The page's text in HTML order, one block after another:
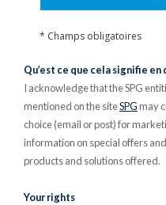
* Champs obligatoires
Qu’est ce que cela signifie en
I acknowledge that the SPG
mentioned on the siteSPGmay
choice (email or post) for
information on special offers
products and solutions offered.
Your rights